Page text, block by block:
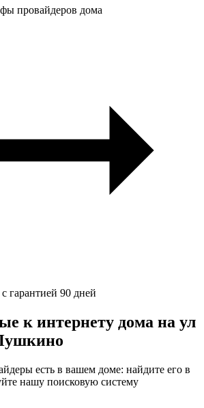
провайдеров дома
гарантией 90 дней
к интернету дома на ул
есть в вашем доме: найдите его в
нашу поисковую систему